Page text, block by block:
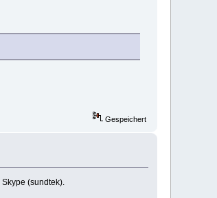
Gespeichert
(sundtek).